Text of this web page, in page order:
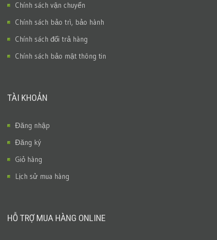
Chính sách vận chuyển
Chính sách bảo trì, bảo hành
Chính sách đổi trả hàng
Chính sách bảo mật thông tin
TÀI KHOẢN
Đăng nhập
Đăng ký
Giỏ hàng
Lịch sử mua hàng
HỖ TRỢ MUA HÀNG ONLINE